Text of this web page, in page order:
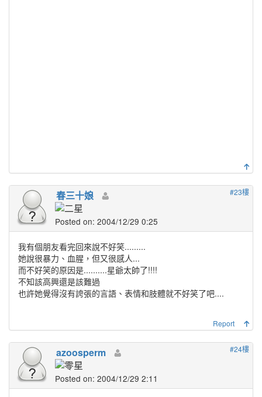
#23樓
春三十娘
Posted on: 2004/12/29 0:25
我有個朋友看完回來說不好笑.........
她說很暴力、血腥，但又很感人...
而不好笑的原因是..........星爺太帥了!!!!
不知該高興還是該難過
也許她覺得沒有誇張的言語、表情和肢體就不好笑了吧....
Report
#24樓
azoosperm
Posted on: 2004/12/29 2:11